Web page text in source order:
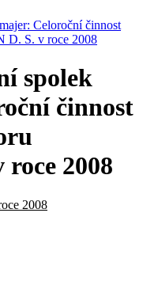
Celoroční činnost
D. S. v roce 2008
spolek
činnost
2008
2008